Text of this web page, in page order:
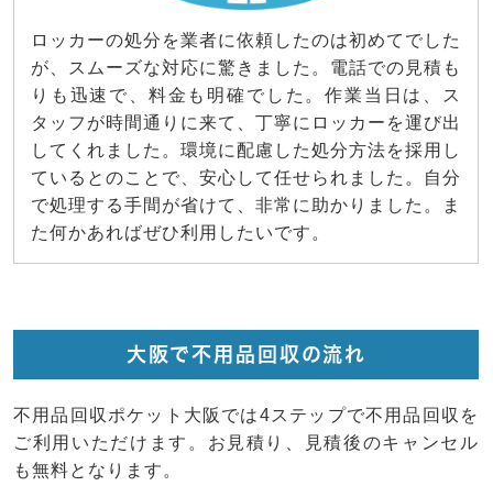
ロッカーの処分を業者に依頼したのは初めてでした
が、スムーズな対応に驚きました。電話での見積も
りも迅速で、料金も明確でした。作業当日は、ス
タッフが時間通りに来て、丁寧にロッカーを運び出
してくれました。環境に配慮した処分方法を採用し
ているとのことで、安心して任せられました。自分
で処理する手間が省けて、非常に助かりました。ま
た何かあればぜひ利用したいです。
大阪で不用品回収の流れ
不用品回収ポケット大阪では4ステップで不用品回収を
ご利用いただけます。お見積り、見積後のキャンセル
も無料となります。